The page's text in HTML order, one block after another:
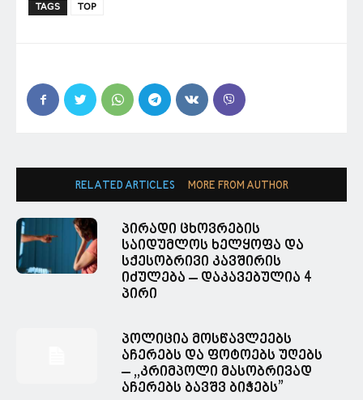
TAGS TOP
RELATED ARTICLES MORE FROM AUTHOR
პირადი ცხოვრების
საიდუმლოს ხელყოფა და
სქესობრივი კავშირის
იძულება – დაკავებულია 4
პირი
პოლიცია მოსწავლეებს
აჩერებს და ფოტოებს უღებს
– ,,კრიმპოლი მასობრივად
აჩერებს ბავშვ ბიჭებს”